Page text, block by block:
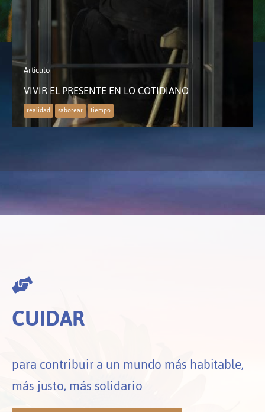
Artículo
VIVIR EL PRESENTE EN LO COTIDIANO
realidad saborear tiempo
CUIDAR
para contribuir a un mundo más habitable,
más justo, más solidario